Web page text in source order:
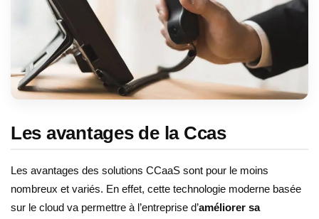
Les avantages de la Ccas
Les avantages des solutions CCaaS sont pour le moins
nombreux et variés. En effet, cette technologie moderne basée
sur le cloud va permettre à l’entreprise d’améliorer sa